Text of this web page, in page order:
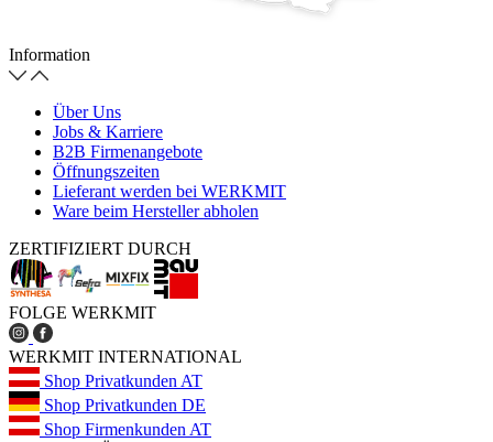
Information
Über Uns
Jobs & Karriere
B2B Firmenangebote
Öffnungszeiten
Lieferant werden bei WERKMIT
Ware beim Hersteller abholen
ZERTIFIZIERT DURCH
FOLGE WERKMIT
WERKMIT INTERNATIONAL
Shop Privatkunden AT
Shop Privatkunden DE
Shop Firmenkunden AT